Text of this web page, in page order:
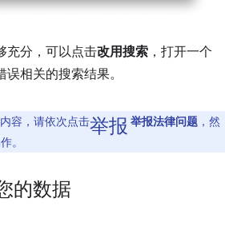
充分，可以点击改用搜索 ，打开一个
相关的搜索结果。
容，请依次点击举报 举报法律问题 ，然
。
的数据